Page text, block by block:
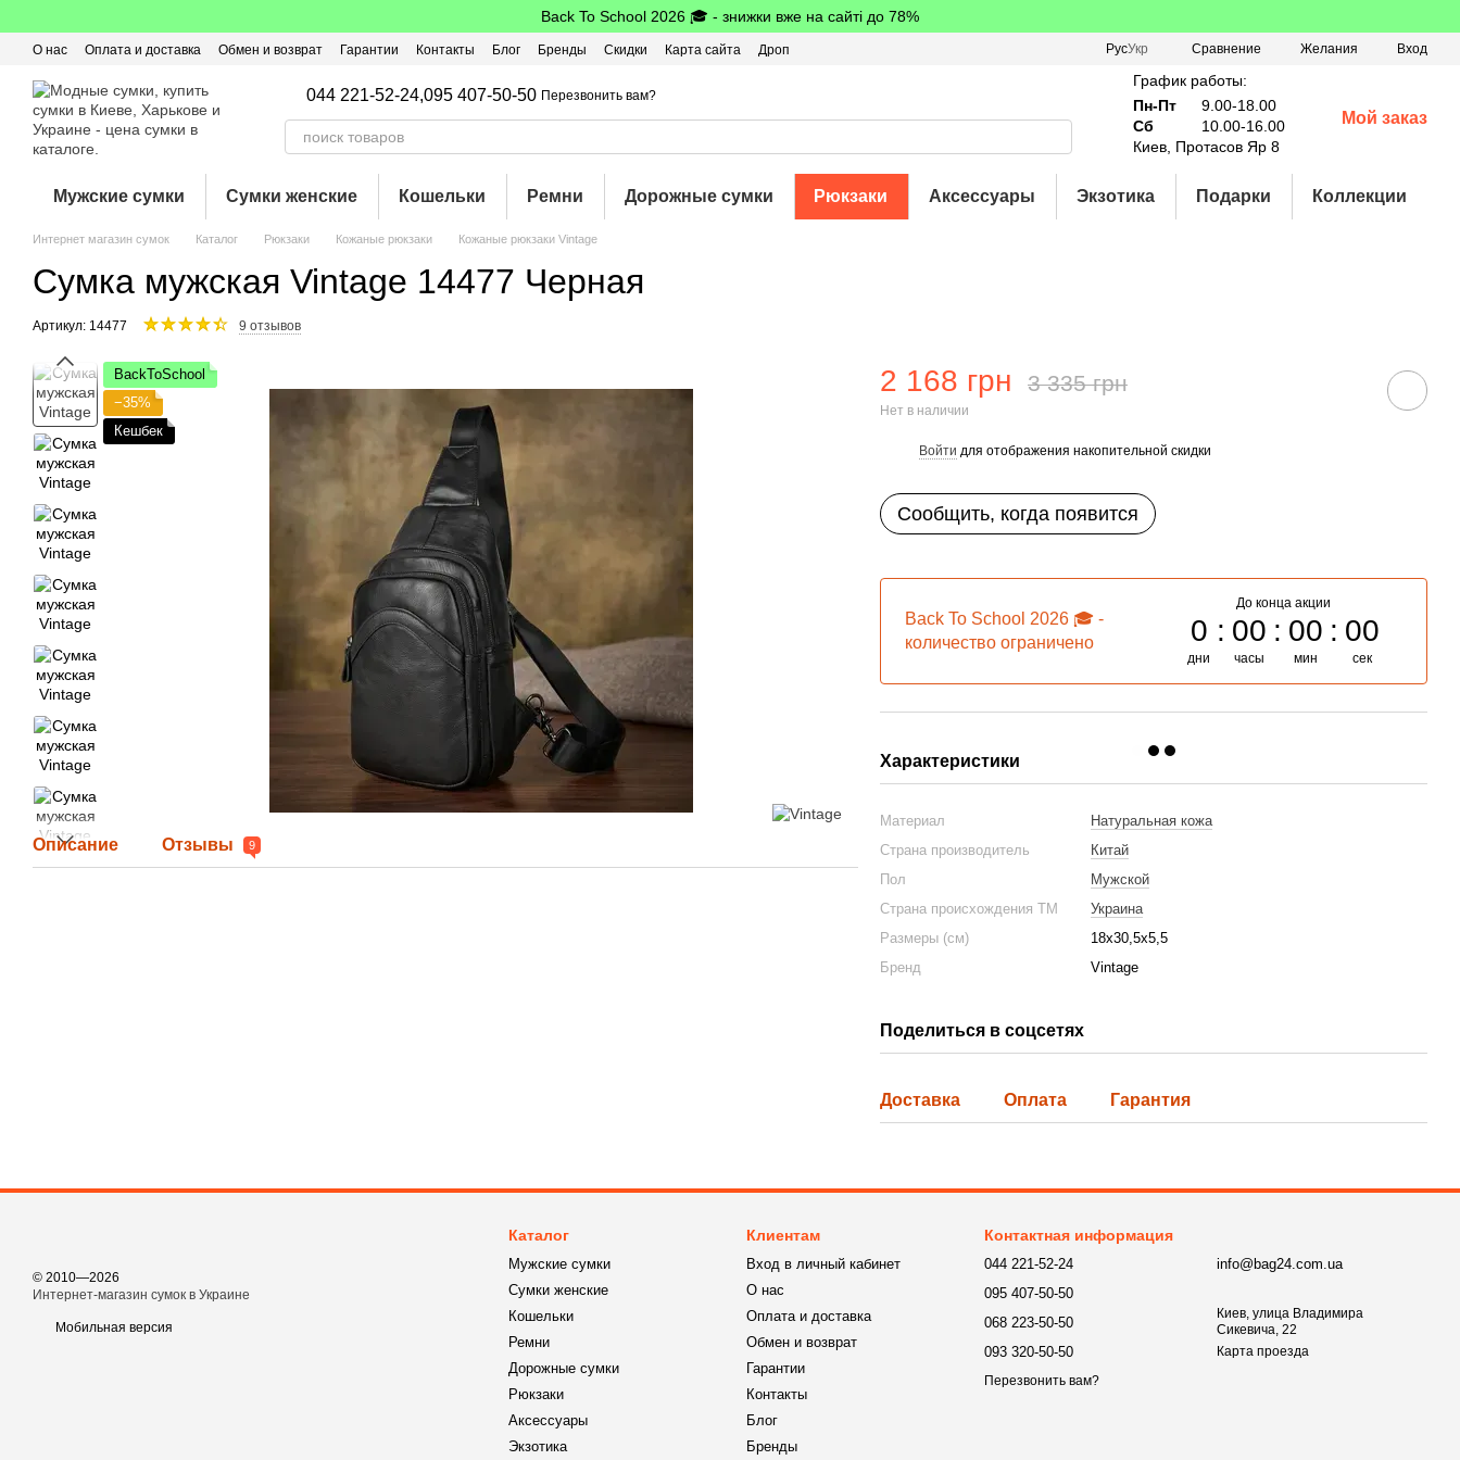
Back To School 2026 🎓 - знижки вже на сайті до 78%
О нас Оплата и доставка Обмен и возврат Гарантии Контакты Блог Бренды Скидки Карта сайта
Дроп
РусУкр Сравнение Желания Вход
044 221-52-24,095 407-50-50 Перезвонить вам?
График работы:
Пн-Пт
9.00-18.00
Сб
10.00-16.00
Киев, Протасов Яр 8
Мой заказ
Мужские сумки Сумки женские Кошельки Ремни Дорожные сумки Рюкзаки Аксессуары Экзотика Подарки Коллекции
Интернет магазин сумок Каталог Рюкзаки Кожаные рюкзаки Кожаные рюкзаки Vintage
Сумка мужская Vintage 14477 Черная
Артикул: 14477 9 отзывов
BackToSchool
−35%
Кешбек
Описание Отзывы 9
2 168 грн 3 335 грн
Нет в наличии
Войти для отображения накопительной скидки
Сообщить, когда появится
Back To School 2026 🎓 -
количество ограничено
До конца акции
0
дни
00
часы
00
мин
00
сек
Характеристики
Материал
Натуральная кожа
Страна производитель
Китай
Пол
Мужской
Страна происхождения ТМ
Украина
Размеры (см)
18х30,5х5,5
Бренд
Vintage
Поделиться в соцсетях
Доставка Оплата Гарантия
© 2010—2026
Интернет-магазин сумок в Украине
Мобильная версия
Каталог
Мужские сумки
Сумки женские
Кошельки
Ремни
Дорожные сумки
Рюкзаки
Аксессуары
Экзотика
Клиентам
Вход в личный кабинет
О нас
Оплата и доставка
Обмен и возврат
Гарантии
Контакты
Блог
Бренды
Контактная информация
044 221-52-24
095 407-50-50
068 223-50-50
093 320-50-50
Перезвонить вам?
info@bag24.com.ua
Киев, улица Владимира
Сикевича, 22
Карта проезда